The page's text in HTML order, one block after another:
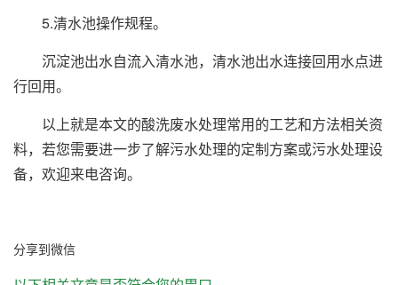
5.清水池操作规程。
沉淀池出水自流入清水池，清水池出水连接回用水点进
行回用。
以上就是本文的酸洗废水处理常用的工艺和方法相关资
料，若您需要进一步了解污水处理的定制方案或污水处理设
备，欢迎来电咨询。
分享到微信